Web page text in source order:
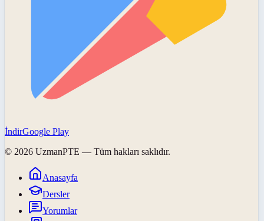
İndirGoogle Play
© 2026 UzmanPTE — Tüm hakları saklıdır.
Anasayfa
Dersler
Yorumlar